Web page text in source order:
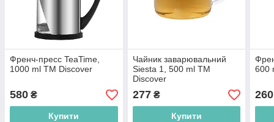
Френч-пресс TeaTime,
1000 ml TM Discover
580 ₴
Купити
Чайник заварювальний
Siesta 1, 500 ml TM
Discover
277₴
Купити
600
260